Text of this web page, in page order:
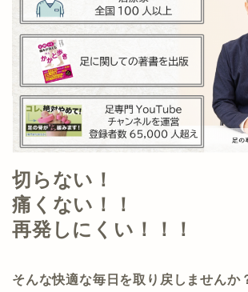
切らない！
痛くない！！
再発しにくい！！！
そんな快適な毎日を取り戻しませんか